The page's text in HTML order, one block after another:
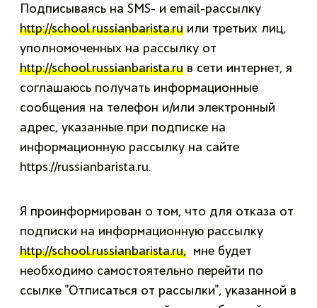
Подписываясь на SMS- и email-рассылку
http://school.russianbarista.ru или третьих лиц,
уполномоченных на рассылку от
http://school.russianbarista.ru в сети интернет, я
соглашаюсь получать информационные
сообщения на телефон и/или электронный
адрес, указанные при подписке на
информационную рассылку на сайте
https://russianbarista.ru.
Я проинформирован о том, что для отказа от
подписки на информационную рассылку
http://school.russianbarista.ru, мне будет
необходимо самостоятельно перейти по
ссылке "Отписаться от рассылки", указанной в